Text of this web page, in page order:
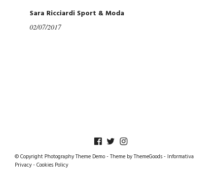
Sara Ricciardi Sport & Moda
02/07/2017
© Copyright Photography Theme Demo - Theme by ThemeGoods - Informativa
Privacy-Cookies Policy